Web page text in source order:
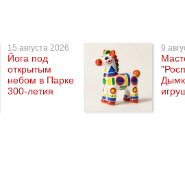
15 августа 2026
Йога под
открытым
небом в Парке
300-летия
9